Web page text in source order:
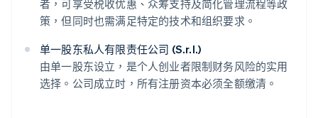
者，可享受税收优惠、众筹支持及简化管理流程等政
策，但同时也需满足特定的技术和组织要求。
单一股东私人有限责任公司 (S.r.l.)
由单一股东设立，是个人创业者限制财务风险的实用
选择。公司成立时，所有注册资本必须全额缴清。